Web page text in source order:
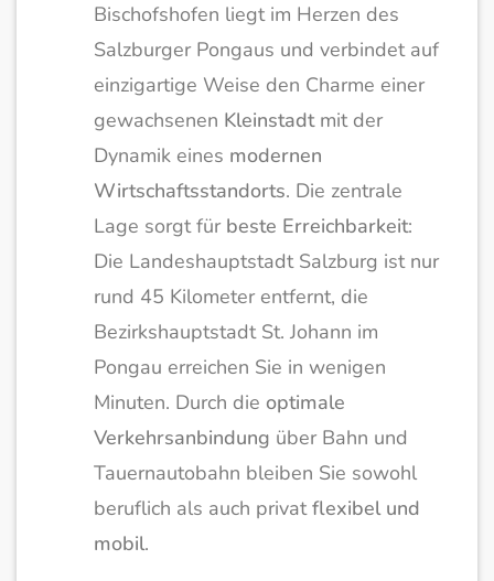
Bischofshofen liegt im Herzen des
Salzburger Pongaus und verbindet auf
einzigartige Weise den Charme einer
gewachsenen Kleinstadtmit der
Dynamik eines modernen
Wirtschaftsstandorts. Die zentrale
Lage sorgt für beste Erreichbarkeit:
Die Landeshauptstadt Salzburg ist nur
rund 45 Kilometer entfernt, die
Bezirkshauptstadt St. Johann im
Pongau erreichen Sie in wenigen
Minuten. Durch dieoptimale
Verkehrsanbindung über Bahn und
Tauernautobahn bleiben Sie sowohl
beruflich als auch privatflexibel und
mobil.